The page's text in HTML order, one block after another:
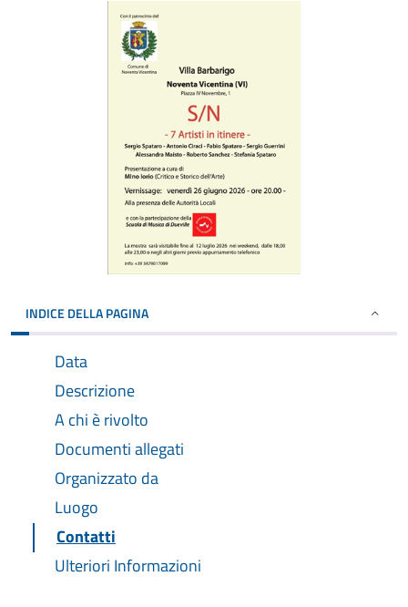
INDICE DELLA PAGINA
Data
Descrizione
A chi è rivolto
Documenti allegati
Organizzato da
Luogo
Contatti
Ulteriori Informazioni